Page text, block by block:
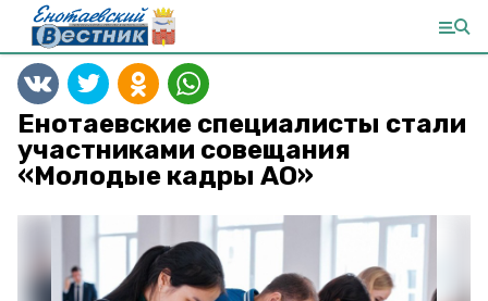
Енотаевские специалисты стали
участниками совещания
«Молодые кадры АО»